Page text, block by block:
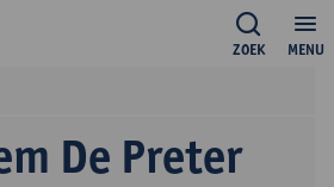
MENU
ZOEK
De Preter